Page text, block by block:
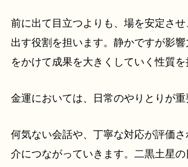
前に出て目立つよりも、場を安定させ
出す役割を担います。静かですが影
をかけて成果を大きくしていく性質を
金運においては、日常のやりとりが重
何気ない会話や、丁寧な対応が評価
介につながっていきます。二黒土星